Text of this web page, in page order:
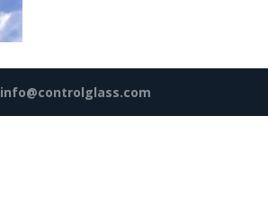
info@controlglass.com